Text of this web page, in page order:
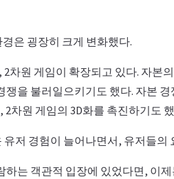
은 굉장히 크게 변화했다.
차원 게임이 확장되고 있다. 자본
을 불러일으키기도 했다. 자본
차원 게임의 3D화를 촉진하기도
저 경험이 늘어나면서, 유저들의
하는 객관적 입장에 있었다면, 이